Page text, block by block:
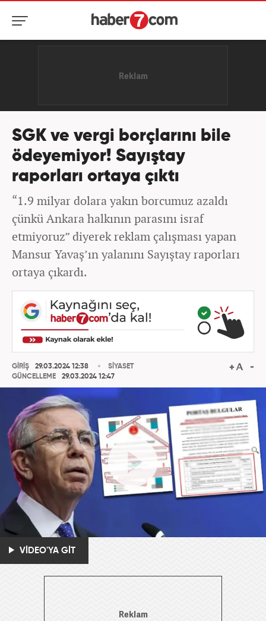
SGK ve vergi borçlarını bile
ödeyemiyor! Sayıştay
raporları ortaya çıktı
“1.9 milyar dolara yakın borcumuz azaldı
çünkü Ankara halkının parasını israf
etmiyoruz” diyerek reklam çalışması yapan
Mansur Yavaş’ın yalanını Sayıştay raporları
ortaya çıkardı.
GİRİŞ
29.03.2024 12:38
GÜNCELLEME
29.03.2024 12:47
SİYASET
VİDEO'YA GİT